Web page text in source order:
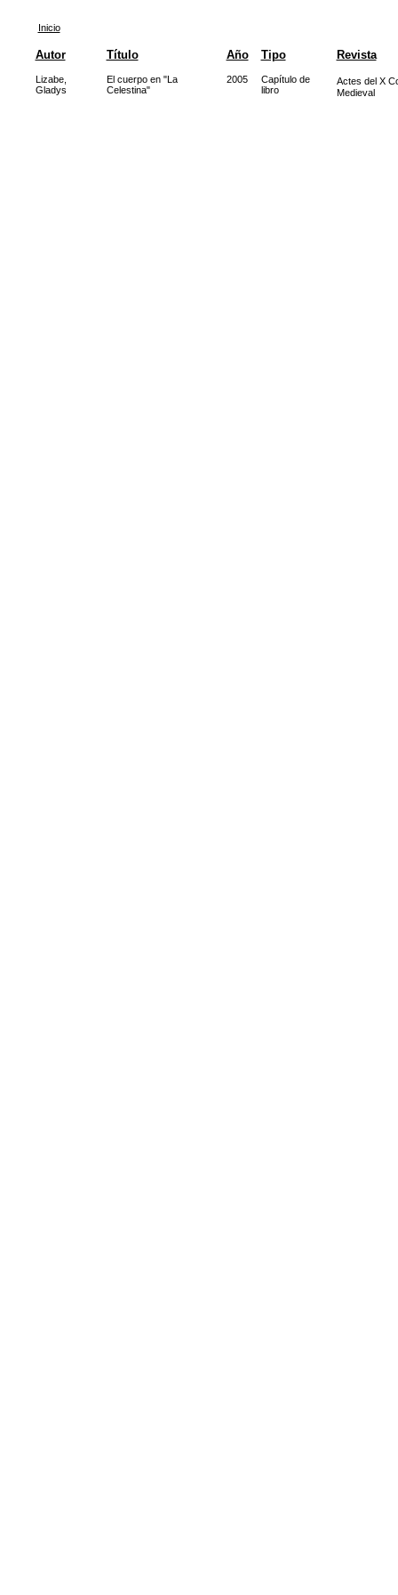
Inicio
Autor Título Año Tipo Revista
Lizabe,
Gladys
El cuerpo en "La
Celestina"
2005
Capítulo de
libro
Actes del X
Medieval